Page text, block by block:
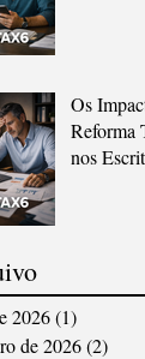
Ajuda
Os
Reforma
nos
2026(1)
de 2026(2)